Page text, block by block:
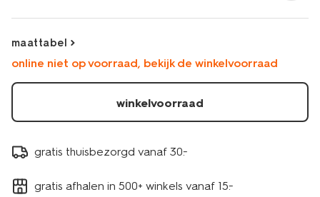
t-
shirt-
bloemen-
ecru-
maattabel
online niet op voorraad, bekijk de winkelvoorraad
winkelvoorraad
gratis thuisbezorgd vanaf 30.-
gratis afhalen in 500+ winkels vanaf 15.-